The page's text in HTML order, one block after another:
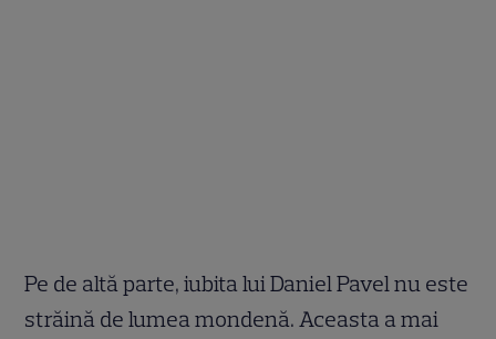
Pe de altă parte, iubita lui Daniel Pavel nu este
străină de lumea mondenă. Aceasta a mai